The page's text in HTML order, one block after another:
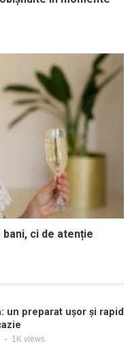
ci de atenție
un preparat ușor și rapid
1Kviews